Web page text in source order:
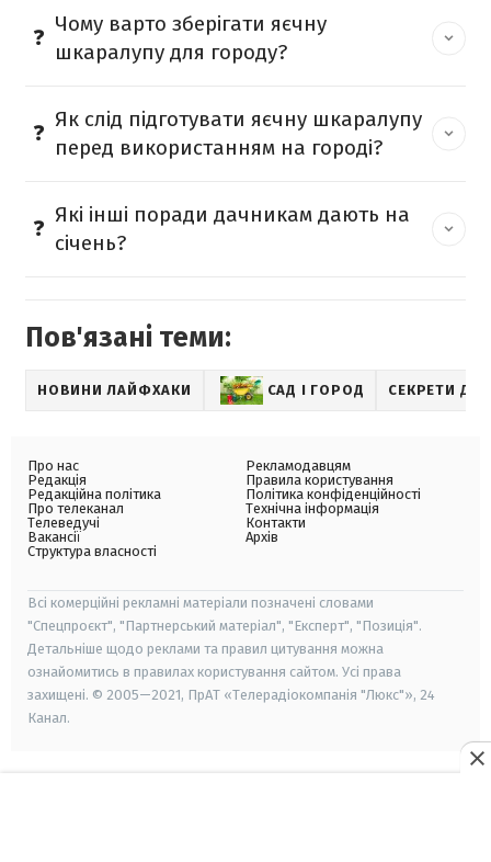
Чому варто зберігати яєчну
шкаралупу для городу?
Як слід підготувати яєчну шкаралупу
перед використанням на городі?
Які інші поради дачникам дають на
січень?
Пов'язані теми:
НОВИНИ ЛАЙФХАКИ САД І ГОРОД СЕКРЕТИ
Про нас
Редакція
Редакційна політика
Про телеканал
Телеведучі
Вакансії
Структура власності
Рекламодавцям
Правила користування
Політика конфіденційності
Технічна інформація
Контакти
Архів
Всі комерційні рекламні матеріали позначені словами
"Спецпроєкт", "Партнерський матеріал", "Експерт", "Позиція".
Детальніше щодо реклами та правил цитування можна
ознайомитись в правилах користування сайтом. Усі права
захищені. © 2005—2021, ПрАТ «Телерадіокомпанія "Люкс"», 24
Канал.